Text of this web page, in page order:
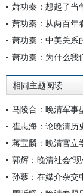
萧功秦：想起了当
萧功秦：从两百年
萧功秦：中美关系
萧功秦：为什么我
相同主题阅读
马陵合：晚清军事
崔志海：论晚清历
蒋宝麟：晚清官立
郭辉：晚清社会“
孙藜：在媒介杂交